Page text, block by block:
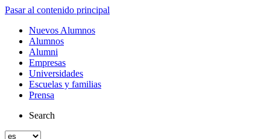
Pasar al contenido principal
Nuevos Alumnos
Alumnos
Alumni
Empresas
Universidades
Escuelas y familias
Prensa
Search